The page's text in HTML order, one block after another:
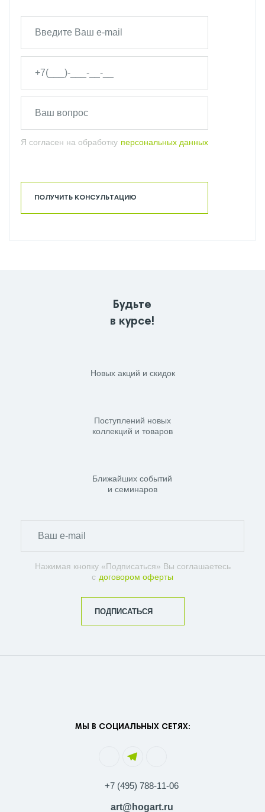
Я согласен на обработку персональных данных
ПОЛУЧИТЬ КОНСУЛЬТАЦИЮ
Будьте
в курсе!
Новых акций и скидок
Поступлений новых
коллекций и товаров
Ближайших событий
и семинаров
Нажимая кнопку «Подписаться» Вы соглашаетесь
с договором оферты
ПОДПИСАТЬСЯ
МЫ В СОЦИАЛЬНЫХ СЕТЯХ:
+7 (495) 788-11-06
art@hogart.ru